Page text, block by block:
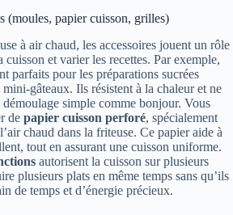
(moules, papier cuisson, grilles)
à air chaud, les accessoires jouent un rôle
et varier les recettes. Par exemple,
parfaits pour les préparations sucrées
gâteaux. Ils résistent à la chaleur et ne
simple comme bonjour. Vous
de papier cuisson perforé, spécialement
chaud dans la friteuse. Ce papier aide à
tout en assurant une cuisson uniforme.
autorisent la cuisson sur plusieurs
plusieurs plats en même temps sans qu’ils
de temps et d’énergie précieux.